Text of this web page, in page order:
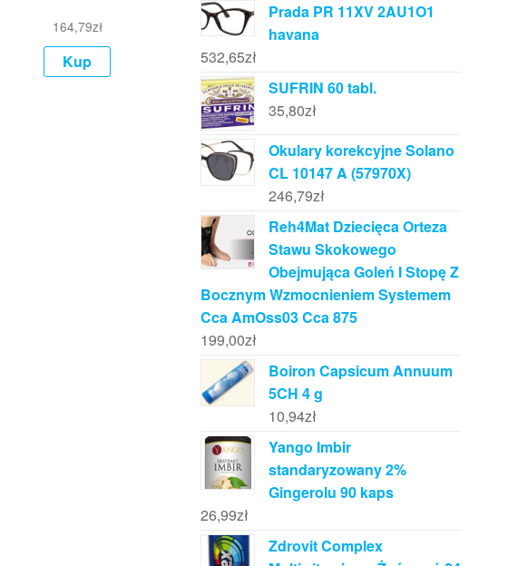
164,79zł
Kup
Prada PR 11XV 2AU1O1
havana
532,65zł
SUFRIN 60 tabl.
35,80zł
Okulary korekcyjne Solano
CL 10147 A (57970X)
246,79zł
Reh4Mat Dziecięca Orteza
Stawu Skokowego
Obejmująca Goleń I Stopę Z
Bocznym Wzmocnieniem Systemem
Cca AmOss03 Cca 875
199,00zł
Boiron Capsicum Annuum
5CH 4 g
10,94zł
Yango Imbir
standaryzowany 2%
Gingerolu 90 kaps
26,99zł
Zdrovit Complex